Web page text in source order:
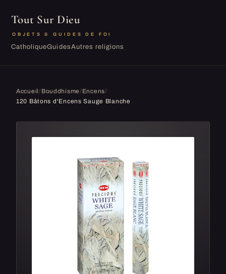
Tout Sur Dieu
OBJETS & GUIDES DE FOI
CatholiqueGuidesAutres religions
Accueil/ Bouddhisme/ Encens/
120 Bâtons d'Encens Sauge Blanche